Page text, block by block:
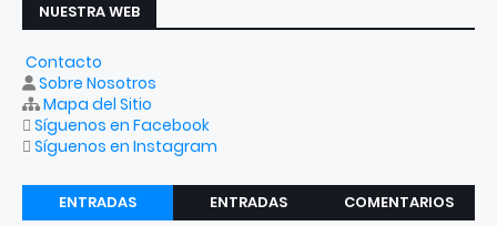
NUESTRA WEB
Contacto
Sobre Nosotros
Mapa del Sitio
Síguenos en Facebook
Síguenos en Instagram
ENTRADAS
ENTRADAS
COMENTARIOS